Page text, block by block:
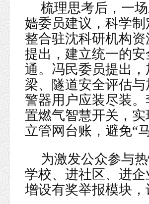
梳理思考后，一
嫱委员建议，科学
整合驻沈科研机构
提出，建立统一的
通。冯民委员提出
梁、隧道安全评估
警器用户应装尽装
置燃气智慧开关，
立管网台账，避免“
为激发公众参与
学校、进社区、进
增设有奖举报模块